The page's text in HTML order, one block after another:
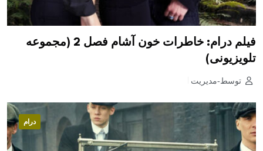
فیلم درام: خاطرات خون آشام فصل 2 (مجموعه
تلویزیونی)
توسط-مدیریت
درام